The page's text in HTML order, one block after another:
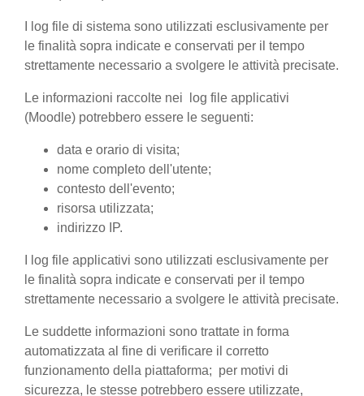
I log file di sistema sono utilizzati esclusivamente per
le finalità sopra indicate e conservati per il tempo
strettamente necessario a svolgere le attività precisate.
Le informazioni raccolte nei log file applicativi
(Moodle) potrebbero essere le seguenti:
data e orario di visita;
nome completo dell'utente;
contesto dell'evento;
risorsa utilizzata;
indirizzo IP.
I log file applicativi sono utilizzati esclusivamente per
le finalità sopra indicate e conservati per il tempo
strettamente necessario a svolgere le attività precisate.
Le suddette informazioni sono trattate in forma
automatizzata al fine di verificare il corretto
funzionamento della piattaforma; per motivi di
sicurezza, le stesse potrebbero essere utilizzate,